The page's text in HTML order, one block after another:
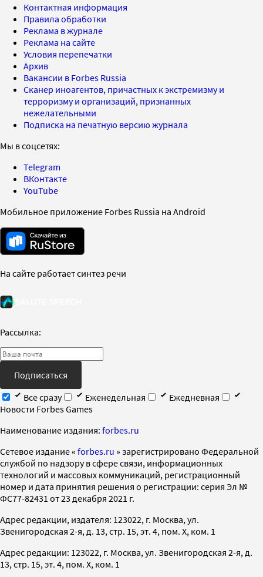
Контактная информация
Правила обработки
Реклама в журнале
Реклама на сайте
Условия перепечатки
Архив
Вакансии в Forbes Russia
Сканер иноагентов, причастных к экстремизму и
терроризму и организаций, признанных
нежелательными
Подписка на печатную версию журнала
Мы в соцсетях:
Telegram
ВКонтакте
YouTube
Мобильное приложение Forbes Russia на Android
На сайте работает синтез речи
Рассылка:
Подписаться
Все сразу
Еженедельная
Ежедневная
Новости Forbes Games
Наименование издания: forbes.ru
Cетевое издание « forbes.ru » зарегистрировано Федеральной
службой по надзору в сфере связи, информационных
технологий и массовых коммуникаций, регистрационный
номер и дата принятия решения о регистрации: серия Эл №
ФС77-82431 от 23 декабря 2021 г.
Адрес редакции, издателя: 123022, г. Москва, ул.
Звенигородская 2-я, д. 13, стр. 15, эт. 4, пом. X, ком. 1
Адрес редакции: 123022, г. Москва, ул. Звенигородская 2-я, д.
13, стр. 15, эт. 4, пом. X, ком. 1